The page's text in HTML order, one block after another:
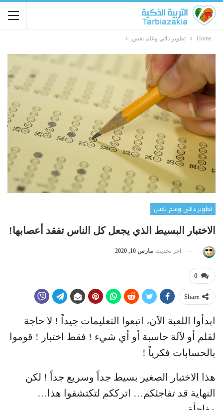
Home تطوير ذاتي وعلم نفس
تطوير ذاتي وعلم نفس
الاختبار البسيط الذي يجعل كل الناس تفقد أعصابها!
اخر تحديث مارس 10, 2020
0
Share
ابدأوا اللعبة الآن، اتبعوا التعليمات جيداً ! لا حاجة
لقلم أو لآلة حاسبة أو أي شيء ! فقط اختبار ! قوموا
بالحسابات فكرياً !
هذا الاختبار الصغير بسيط جداً وسريع جداً ! لكن
النهاية قد تفاجئكم… اترككم لتكتشفوا هذا…